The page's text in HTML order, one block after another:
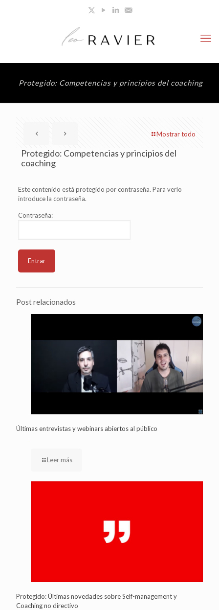
Protegido: Competencias y principios del coaching
Mostrar todo
Protegido: Competencias y principios del
coaching
Este contenido está protegido por contraseña. Para verlo
introduce la contraseña.
Contraseña:
Post relacionados
Últimas entrevistas y webinars abiertos al público
Leer más
Protegido: Últimas novedades sobre Self-management y
Coaching no directivo